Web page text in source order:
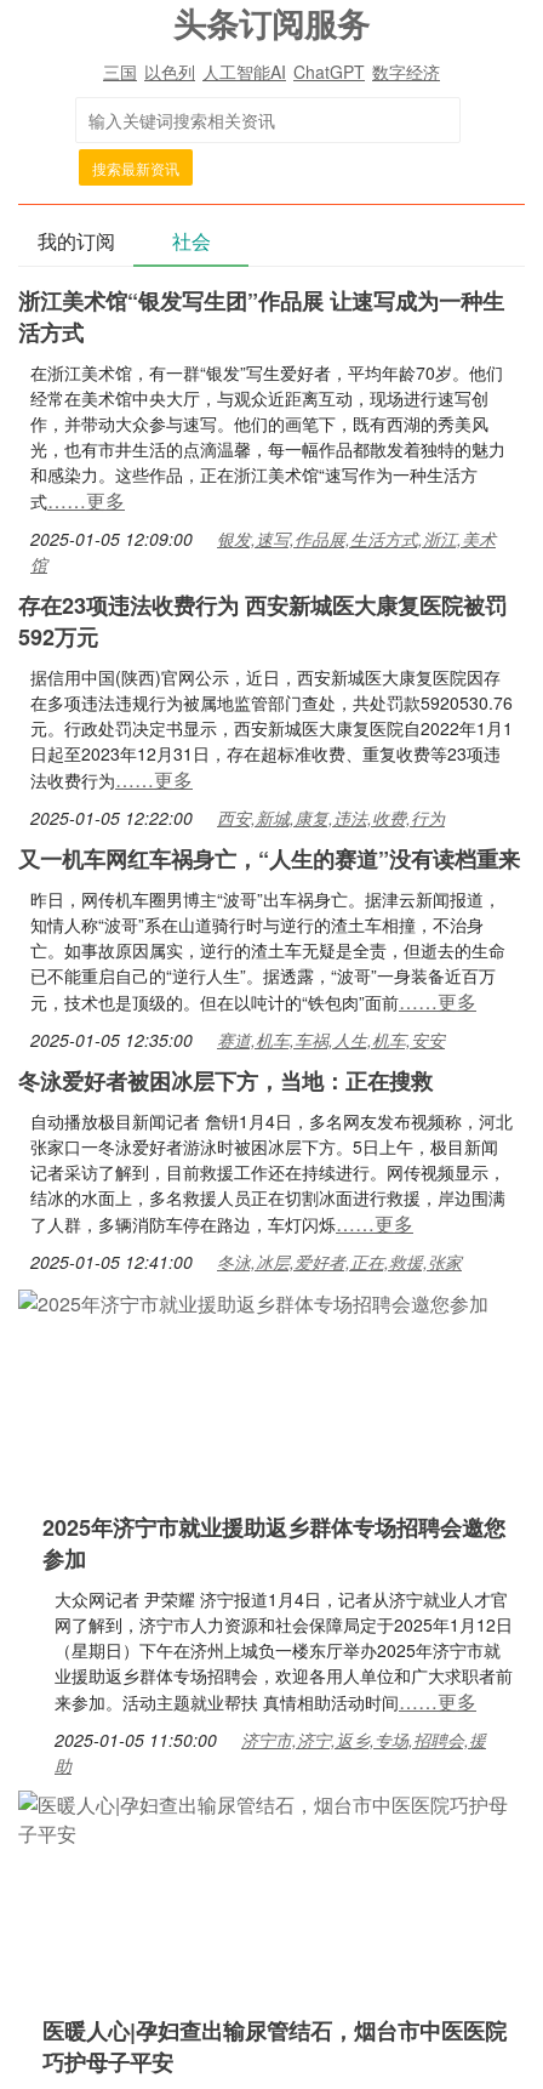
头条订阅服务
三国 以色列 人工智能AI ChatGPT 数字经济
搜索最新资讯
我的订阅 社会
浙江美术馆“银发写生团”作品展 让速写成为一种生
活方式
在浙江美术馆，有一群“银发”写生爱好者，平均年龄70岁。他们
经常在美术馆中央大厅，与观众近距离互动，现场进行速写创
作，并带动大众参与速写。他们的画笔下，既有西湖的秀美风
光，也有市井生活的点滴温馨，每一幅作品都散发着独特的魅力
和感染力。这些作品，正在浙江美术馆“速写作为一种生活方
式……更多
2025-01-05 12:09:00
银发,速写,作品展,生活方式,浙江,美术
馆
存在23项违法收费行为 西安新城医大康复医院被罚
592万元
据信用中国(陕西)官网公示，近日，西安新城医大康复医院因存
在多项违法违规行为被属地监管部门查处，共处罚款5920530.76
元。行政处罚决定书显示，西安新城医大康复医院自2022年1月1
日起至2023年12月31日，存在超标准收费、重复收费等23项违
法收费行为……更多
2025-01-05 12:22:00 西安,新城,康复,违法,收费,行为
又一机车网红车祸身亡，“人生的赛道”没有读档重来
昨日，网传机车圈男博主“波哥”出车祸身亡。据津云新闻报道，
知情人称“波哥”系在山道骑行时与逆行的渣土车相撞，不治身
亡。如事故原因属实，逆行的渣土车无疑是全责，但逝去的生命
已不能重启自己的“逆行人生”。据透露，“波哥”一身装备近百万
元，技术也是顶级的。但在以吨计的“铁包肉”面前……更多
2025-01-05 12:35:00 赛道,机车,车祸,人生,机车,安安
冬泳爱好者被困冰层下方，当地：正在搜救
自动播放极目新闻记者 詹钘1月4日，多名网友发布视频称，河北
张家口一冬泳爱好者游泳时被困冰层下方。5日上午，极目新闻
记者采访了解到，目前救援工作还在持续进行。网传视频显示，
结冰的水面上，多名救援人员正在切割冰面进行救援，岸边围满
了人群，多辆消防车停在路边，车灯闪烁……更多
2025-01-05 12:41:00 冬泳,冰层,爱好者,正在,救援,张家
2025年济宁市就业援助返乡群体专场招聘会邀您
参加
大众网记者 尹荣耀 济宁报道1月4日，记者从济宁就业人才官
网了解到，济宁市人力资源和社会保障局定于2025年1月12日
（星期日）下午在济州上城负一楼东厅举办2025年济宁市就
业援助返乡群体专场招聘会，欢迎各用人单位和广大求职者前
来参加。活动主题就业帮扶 真情相助活动时间……更多
2025-01-05 11:50:00
济宁市,济宁,返乡,专场,招聘会,援
助
医暖人心|孕妇查出输尿管结石，烟台市中医医院
巧护母子平安